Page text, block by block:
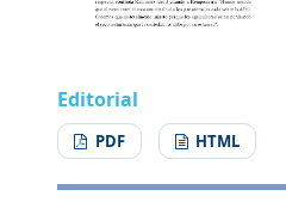
Editorial
PDF HTML